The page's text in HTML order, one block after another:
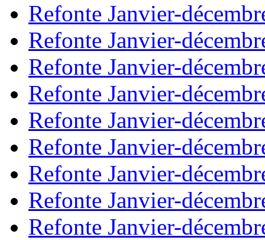
Refonte Janvier-
Refonte Janvier-
Refonte Janvier-
Refonte Janvier-
Refonte Janvier-
Refonte Janvier-
Refonte Janvier-
Refonte Janvier-
Refonte Janvier-